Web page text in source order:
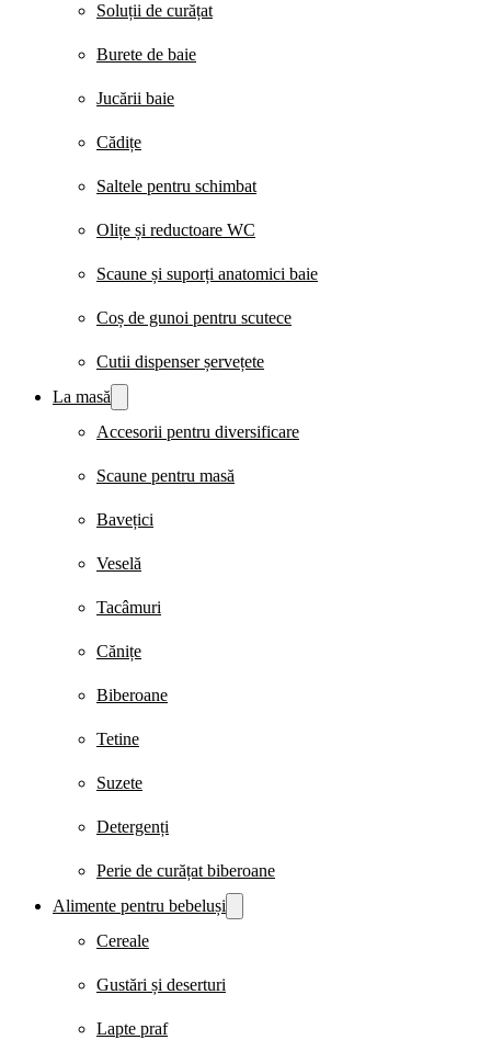
Soluții de curățat
Burete de baie
Jucării baie
Cădițe
Saltele pentru schimbat
Olițe și reductoare WC
Scaune și suporți anatomici baie
Coș de gunoi pentru scutece
Cutii dispenser șervețete
La masă
Accesorii pentru diversificare
Scaune pentru masă
Bavețici
Veselă
Tacâmuri
Cănițe
Biberoane
Tetine
Suzete
Detergenți
Perie de curățat biberoane
Alimente pentru bebeluși
Cereale
Gustări și deserturi
Lapte praf